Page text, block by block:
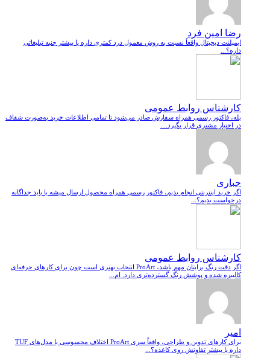
رضا امین فرد
ایمپلنت دیجیتال واقعاً نسبت به روش معمول درد کمتری داره یا بیشتر جنبه تبلیغاتی
داره؟...
کارشناس روابط عمومی
بله، فاکتور رسمی همراه سفارش صادر می‌شود تا تمامی اطلاعات خرید به‌صورت شفاف
در اختیار مشتری قرار بگیرد....
جباری
اگر خرید اینترنتی انجام بدیم، فاکتور رسمی همراه محصول ارسال میشه یا باید جداگانه
درخواست بدیم؟...
کارشناس روابط عمومی
اگر دقت رنگ برایتان مهم باشد، ProArt انتخاب بهتری است چون برای کارهای حرفه‌ای
کالیبره شده و پوشش رنگ گسترده‌تری دارد. ام...
امیر
برای کارهای تدوین و طراحی، واقعاً سری ProArt اختلاف محسوسی با مدل‌های TUF
داره یا بیشتر تفاوتش روی کاغذه؟...